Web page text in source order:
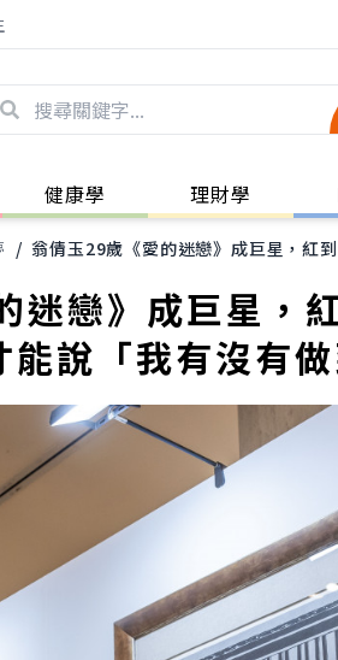
健康學 理財學
/ 翁倩玉29歲《愛的迷戀》成巨星，紅
迷戀》成巨星，
說「我有沒有做